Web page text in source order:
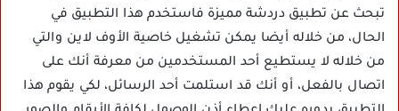
تبحث عن تطبيق دردشة مميزة فاستخدم هذا التطبيق في
الحال، من خلاله أيضا يمكن تشغيل خاصية الأوف لاين والتي
من خلاله لا يستطيع أحد المستخدمين من معرفة أنك على
اتصال بالفعل، أو أنك قد استلمت أحد الرسائل، لكي يقوم هذا